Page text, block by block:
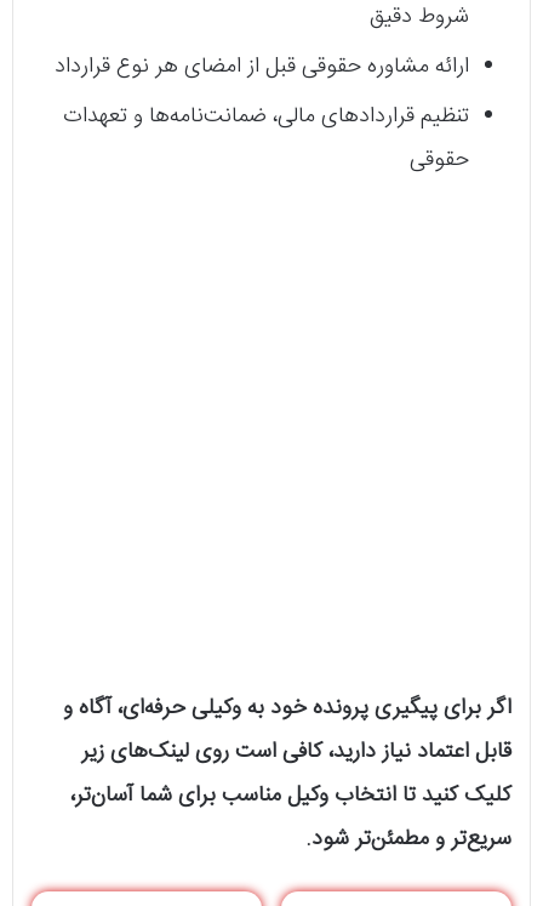
شروط دقیق
ارائه مشاوره حقوقی قبل از امضای هر نوع قرارداد
تنظیم قراردادهای مالی، ضمانت‌نامه‌ها و تعهدات
حقوقی
اگر برای پیگیری پرونده خود به وکیلی حرفه‌ای، آگاه و
قابل اعتماد نیاز دارید، کافی است روی لینک‌های زیر
کلیک کنید تا انتخاب وکیل مناسب برای شما آسان‌تر،
سریع‌تر و مطمئن‌تر شود.